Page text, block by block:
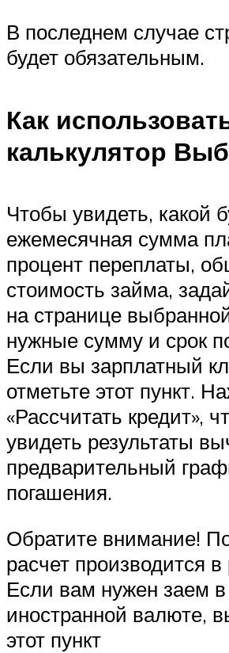
В последнем случае
будет обязательным.
Как
калькулятор
Чтобы увидеть, какой
ежемесячная сумма
процент переплаты,
стоимость займа,
на странице
нужные сумму и срок
Если вы зарплатный
отметьте этот пункт.
«Рассчитать кредит»,
увидеть результаты
предварительный
погашения.
Обратите внимание!
расчет производится в
Если вам нужен заем в
иностранной валюте,
этот пункт